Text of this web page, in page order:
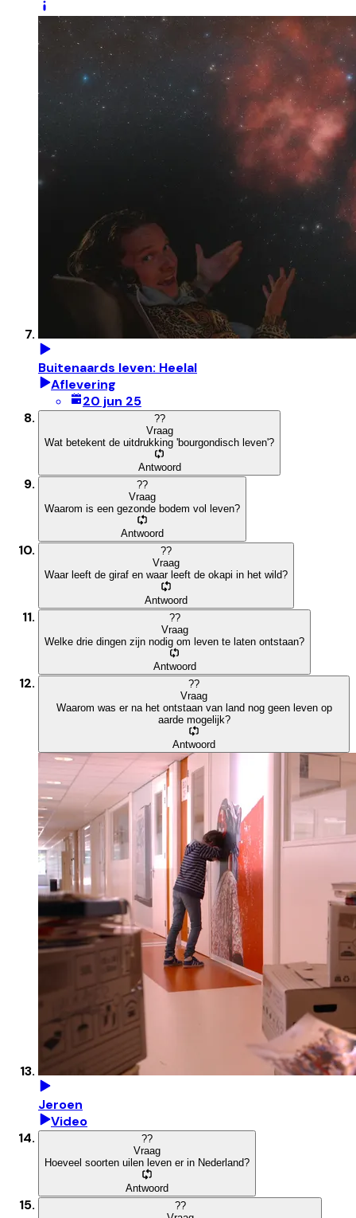
Buitenaards leven: Heelal
Aflevering
20 jun 25
??
Vraag
Wat betekent de uitdrukking 'bourgondisch leven'?
Antwoord
??
Vraag
Waarom is een gezonde bodem vol leven?
Antwoord
??
Vraag
Waar leeft de giraf en waar leeft de okapi in het wild?
Antwoord
??
Vraag
Welke drie dingen zijn nodig om leven te laten ontstaan?
Antwoord
??
Vraag
Waarom was er na het ontstaan van land nog geen leven op
aarde mogelijk?
Antwoord
Jeroen
Video
??
Vraag
Hoeveel soorten uilen leven er in Nederland?
Antwoord
??